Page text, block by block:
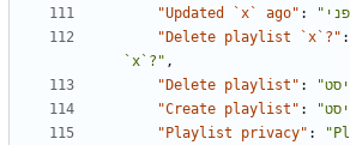
"Updated `x` ago" :
"Delete playlist `x`?" :
`x`?" ,
"Delete playlist" :
"Create playlist" :
"Playlist privacy" :